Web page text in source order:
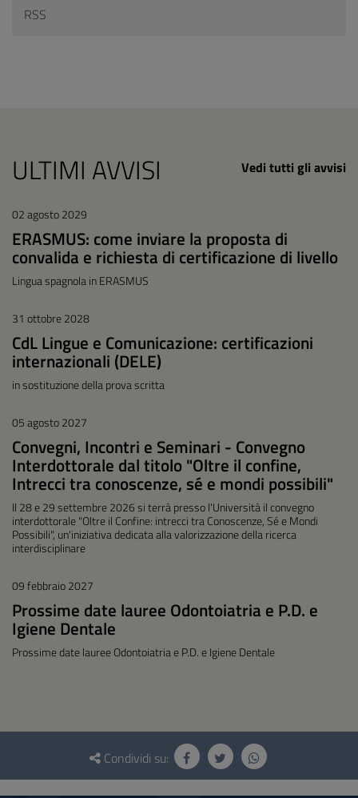
RSS
ULTIMI AVVISI Vedi tutti gli avvisi
02 agosto 2029
ERASMUS: come inviare la proposta di
convalida e richiesta di certificazione di livello
Lingua spagnola in ERASMUS
31 ottobre 2028
CdL Lingue e Comunicazione: certificazioni
internazionali (DELE)
in sostituzione della prova scritta
05 agosto 2027
Convegni, Incontri e Seminari - Convegno
Interdottorale dal titolo "Oltre il confine,
Intrecci tra conoscenze, sé e mondi possibili"
Il 28 e 29 settembre 2026 si terrà presso l'Università il convegno
interdottorale "Oltre il Confine: intrecci tra Conoscenze, Sé e Mondi
Possibili", un'iniziativa dedicata alla valorizzazione della ricerca
interdisciplinare
09 febbraio 2027
Prossime date lauree Odontoiatria e P.D. e
Igiene Dentale
Prossime date lauree Odontoiatria e P.D. e Igiene Dentale
Questionario
social
Condividi su: